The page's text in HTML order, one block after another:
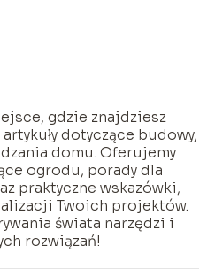
gdzie znajdziesz
dotyczące budowy,
domu. Oferujemy
ogrodu, porady dla
praktyczne wskazówki,
Twoich projektów.
świata narzędzi i
rozwiązań!